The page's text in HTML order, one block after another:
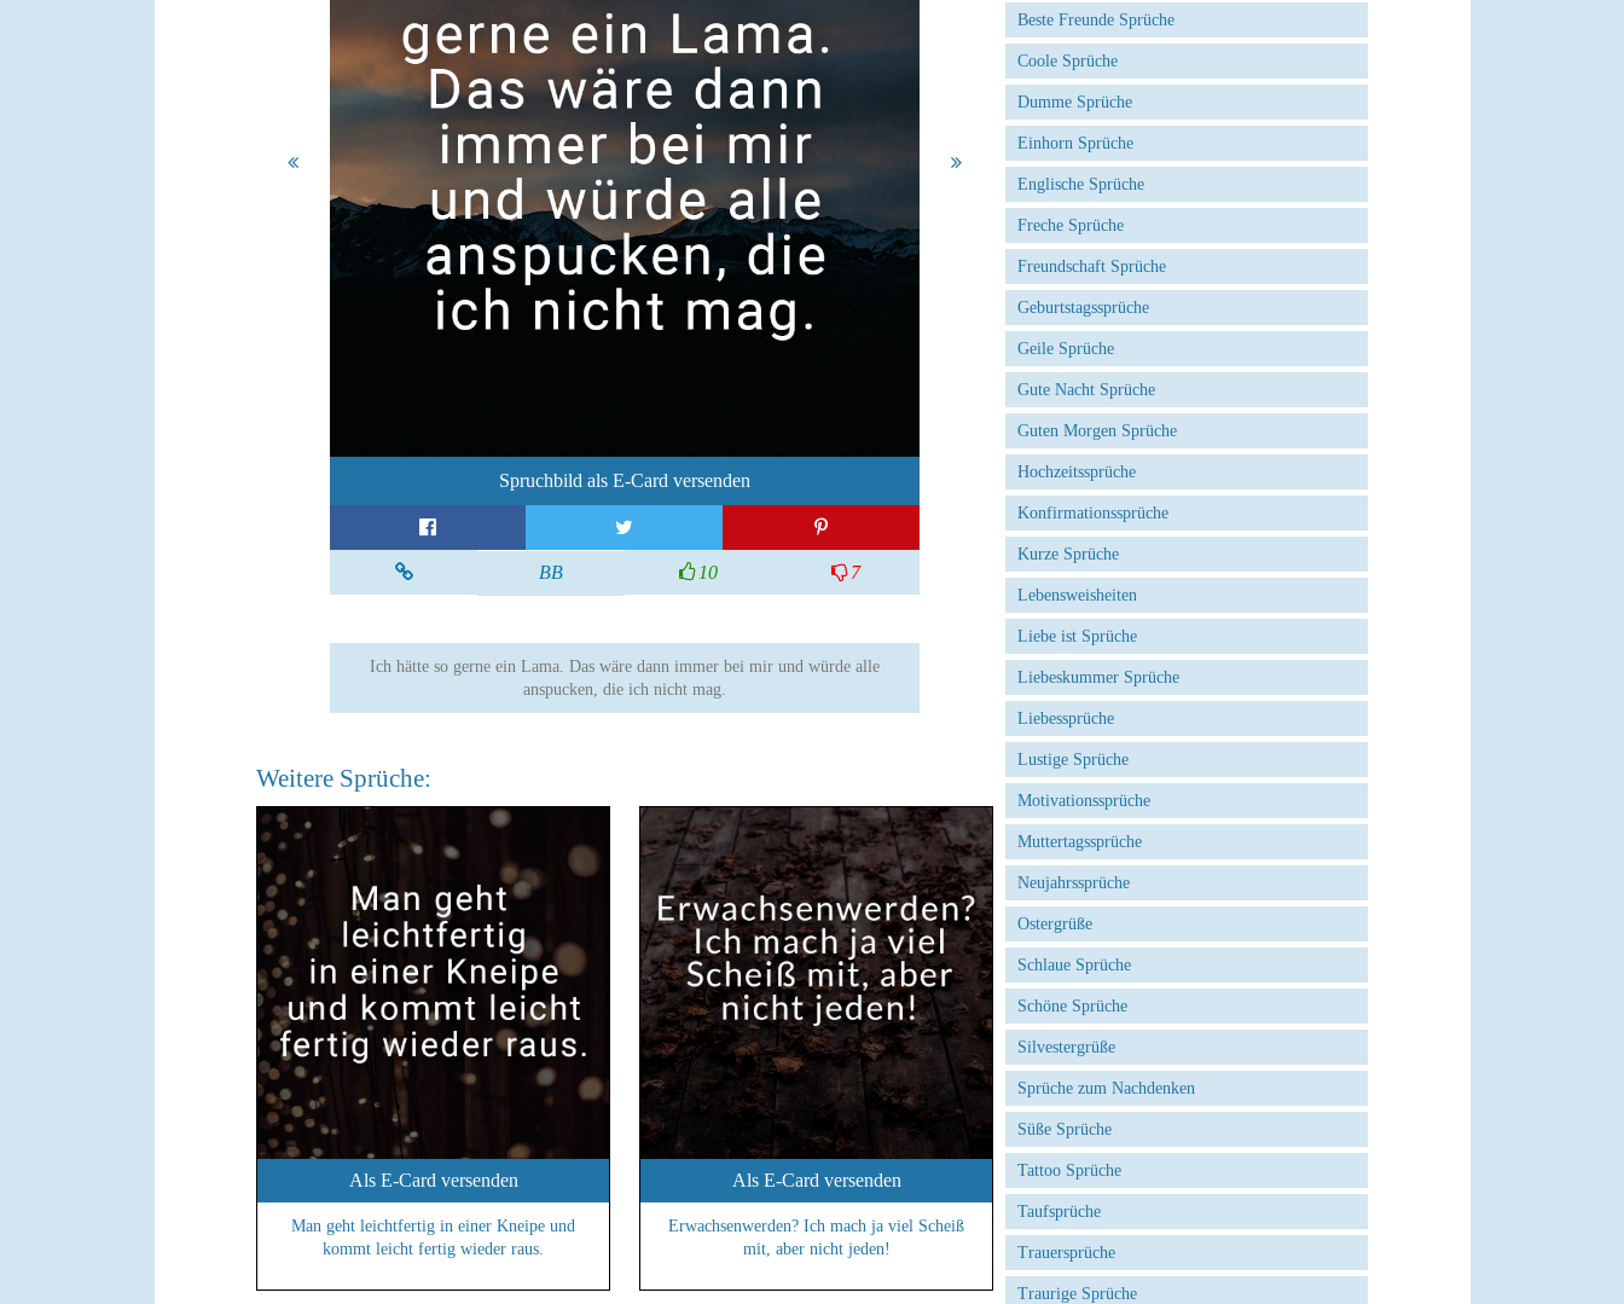
Spruchbild als E-Card versenden
BB 10 7
Ich hätte so gerne ein Lama. Das wäre dann immer bei mir und würde alle
anspucken, die ich nicht mag.
Weitere Sprüche:
Als E-Card versenden
Man geht leichtfertig in einer Kneipe und
kommt leicht fertig wieder raus.
Als E-Card versenden
Erwachsenwerden? Ich mach ja viel Scheiß
mit, aber nicht jeden!
Beste Freunde Sprüche
Coole Sprüche
Dumme Sprüche
Einhorn Sprüche
Englische Sprüche
Freche Sprüche
Freundschaft Sprüche
Geburtstagssprüche
Geile Sprüche
Gute Nacht Sprüche
Guten Morgen Sprüche
Hochzeitssprüche
Konfirmationssprüche
Kurze Sprüche
Lebensweisheiten
Liebe ist Sprüche
Liebeskummer Sprüche
Liebessprüche
Lustige Sprüche
Motivationssprüche
Muttertagssprüche
Neujahrssprüche
Ostergrüße
Schlaue Sprüche
Schöne Sprüche
Silvestergrüße
Sprüche zum Nachdenken
Süße Sprüche
Tattoo Sprüche
Taufsprüche
Trauersprüche
Traurige Sprüche